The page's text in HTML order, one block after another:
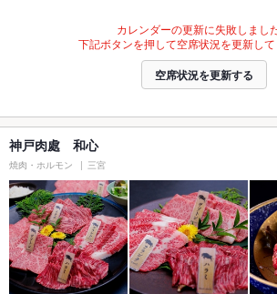
カレンダーの更新に失敗しました
下記ボタンを押して空席状況を更新して
空席状況を更新する
神戸肉處 和心
焼肉・ホルモン 三宮